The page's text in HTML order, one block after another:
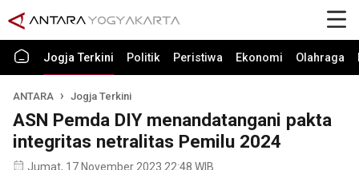
Jogja Terkini Politik Peristiwa Ekonomi Olahraga
ANTARA Jogja Terkini
ASN Pemda DIY menandatangani pakta
integritas netralitas Pemilu 2024
Jumat, 17 November 2023 22:48 WIB